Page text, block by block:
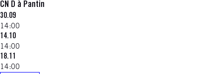
CN D à Pantin
30.09
14:00
14.10
14:00
18.11
14:00